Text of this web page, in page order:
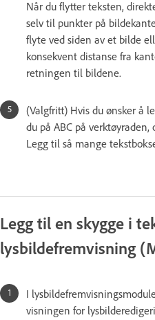
Når du flytter teksten,
selv til punkter på
flyte ved siden av et bilde
konsekvent distanse fra
retningen til bildene.
(Valgfritt) Hvis du ønsker å
du på ABC på
Legg til så mange
Legg til en skygge i
lysbildefremvisning
I
visningen for